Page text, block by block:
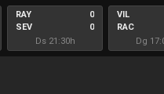
RAY
SEV
0
0
Ds 21:30h
VIL
RAC
Dg